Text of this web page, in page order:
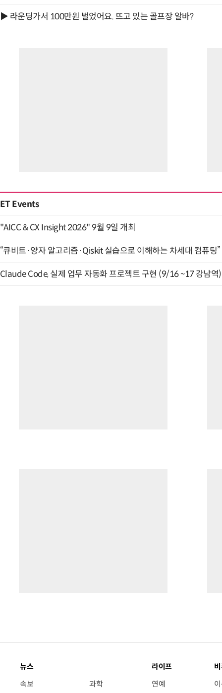
▶ 라운딩가서 100만원 벌었어요. 뜨고 있는 골프장 알바?
ET Events
"AICC & CX Insight 2026" 9월 9일 개최
“큐비트·양자 알고리즘·Qiskit 실습으로 이해하는 차세대 컴퓨팅
Claude Code, 실제 업무 자동화 프로젝트 구현 (9/16 ~17 강남역)
뉴스
속보
과학
라이프
연예